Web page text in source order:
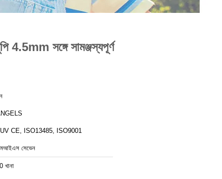
সঙ্গে সামঞ্জস্যপূর্ণ
CE, ISO13485, ISO9001
সেভেন
খানা